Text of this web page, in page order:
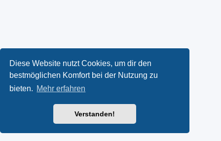
Diese Website nutzt Cookies, um dir den
bestmöglichen Komfort bei der Nutzung zu
bieten. Mehr erfahren
Verstanden!